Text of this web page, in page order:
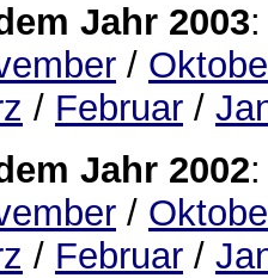
Jahr 2003:
/
/ Februar /
Jahr 2002:
/
/ Februar /